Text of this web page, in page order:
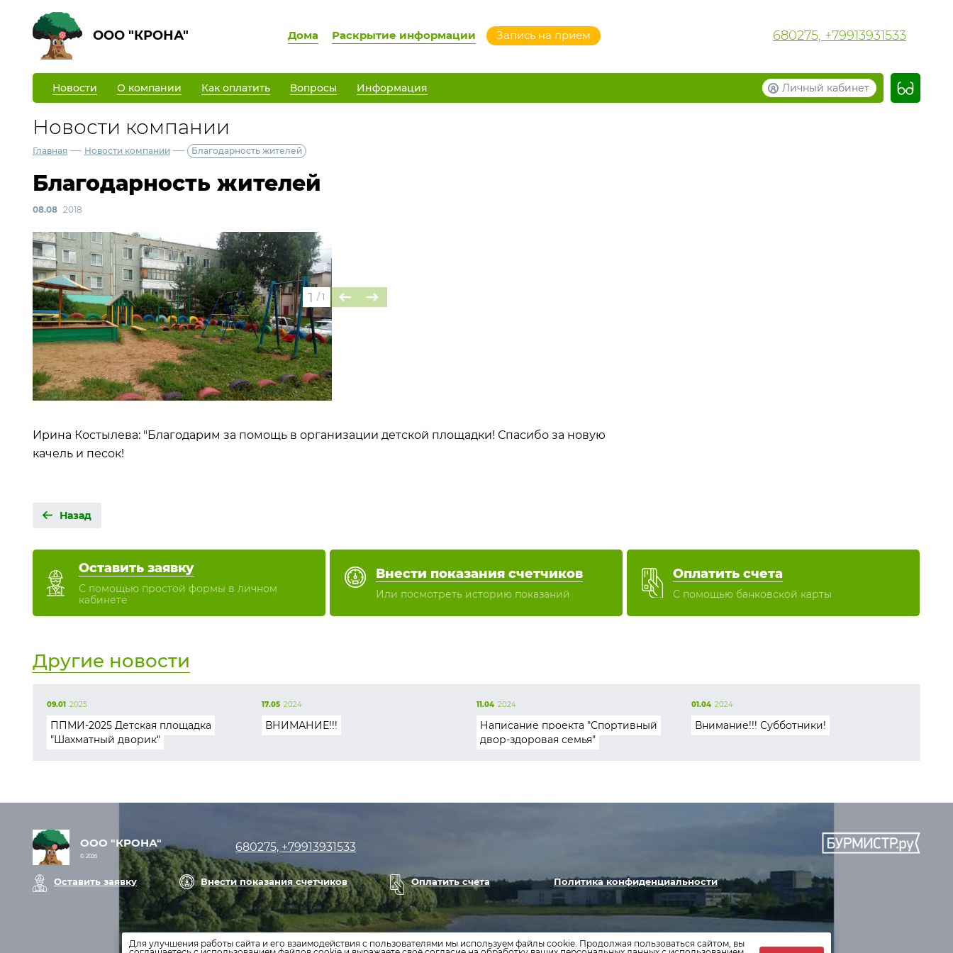
ООО "КРОНА" Дома Раскрытие информации Запись на прием 680275, +79913931533
Новости О компании Как оплатить Вопросы Информация Личный кабинет
Новости компании
Главная — Новости компании — Благодарность жителей
Благодарность жителей
08.08 2018
1 / 1
Ирина Костылева: "Благодарим за помощь в организации детской площадки! Спасибо за новую
качель и песок!
Назад
Оставить заявку
С помощью простой формы в личном
кабинете
Внести показания счетчиков
Или посмотреть историю показаний
Оплатить счета
С помощью банковской карты
Другие новости
09.01 2025
ППМИ-2025 Детская площадка
"Шахматный дворик"
17.05 2024
ВНИМАНИЕ!!!
11.04 2024
Написание проекта "Спортивный
двор-здоровая семья"
01.04 2024
Внимание!!! Субботники!
ООО "КРОНА"
© 2026
680275, +79913931533
Оставить заявку Внести показания счетчиков Оплатить счета Политика конфиденциальности
Для улучшения работы сайта и его взаимодействия с пользователями мы используем файлы cookie. Продолжая пользоваться сайтом, вы